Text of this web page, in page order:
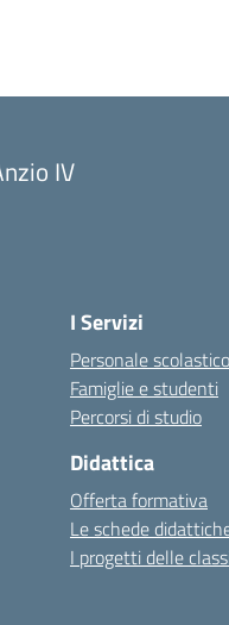
IV
I Servizi
Personale scolastico
Famiglie e studenti
Percorsi di studio
Didattica
Offerta formativa
Le schede
I progetti delle classi